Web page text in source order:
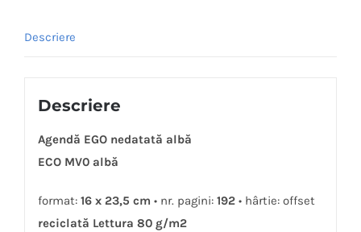
Descriere
Descriere
Agendă EGO nedatată albă
ECO MV0 albă
format: 16 x 23,5 cm • nr. pagini: 192• hârtie: offset
reciclată Lettura 80 g/m2